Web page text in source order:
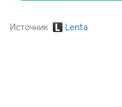
Источник Lenta